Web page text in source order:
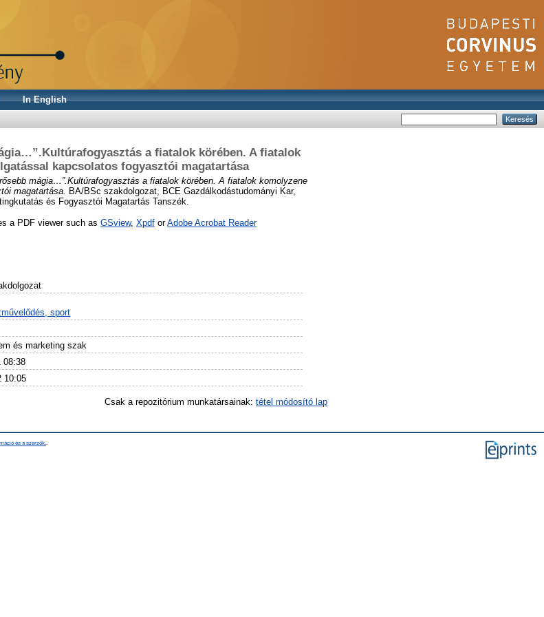
In English
a fiatalok körében. A fiatalok
kapcsolatos fogyasztói magatartása
mágia…”.Kultúrafogyasztás a fiatalok körében. A fiatalok komolyzene
magatartása.
BA/BSc szakdolgozat, BCE Gazdálkodástudományi Kar,
és Fogyasztói Magatartás Tanszék.
a PDF viewer such as GSview, Xpdf orAdobe Acrobat Reader
sport
és marketing szak
08:38
10:05
Csak a repozitórium munkatársainak: tétel módosító lap
és a szerzők.